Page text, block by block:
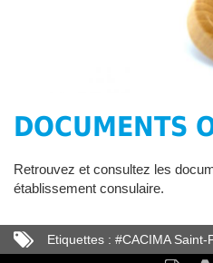
DOCUMENTS
Retrouvez et consultez les
établissement consulaire.
Etiquettes : #CACIMA Saint-